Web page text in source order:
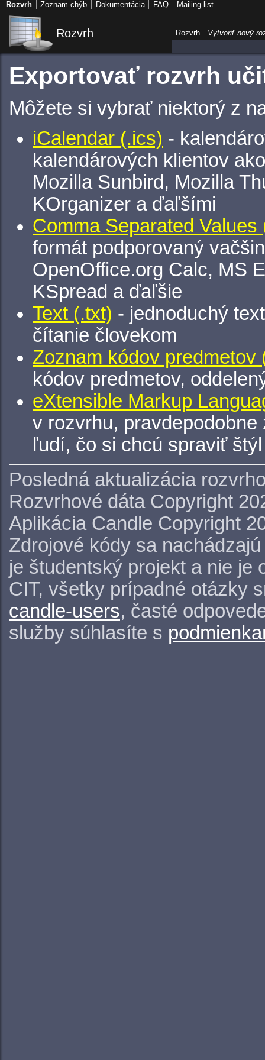
Rozvrh
Exportovať rozvrh
Môžete si vybrať niektorý z
iCalendar (.ics) -
kalendárových klientov
Mozilla Sunbird, Mozilla
KOrganizer a ďaľšími
Comma Separated Values
formát podporovaný
OpenOffice.org Calc, MS
KSpread a ďaľšie
Text (.txt) - jednoduchý
čítanie človekom
Zoznam kódov predmetov
kódov predmetov,
eXtensible Markup
v rozvrhu,
ľudí, čo si chcú spraviť
Posledná aktualizácia
Rozvrhové dáta Copyright
Aplikácia Candle Copyright
Zdrojové kódy sa
je študentský projekt a nie je
CIT, všetky prípadné otázky
candle-users, časté
služby súhlasíte s
Rozvrh Vytvoriť nový
Rozvrh Zoznam chýb Dokumentácia FAQ Mailing list